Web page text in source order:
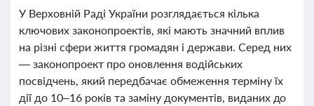
У Верховній Раді України розглядається кілька
ключових законопроектів, які мають значний вплив
на різні сфери життя громадян і держави. Серед них
— законопроект про оновлення водійських
посвідчень, який передбачає обмеження терміну їх
дії до 10–16 років та заміну документів, виданих до